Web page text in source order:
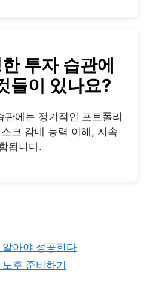
투자 습관에
들이 있나요?
에는 정기적인 포트폴리
크 감내 능력 이해, 지속
됩니다.
아야 성공한다
후 준비하기